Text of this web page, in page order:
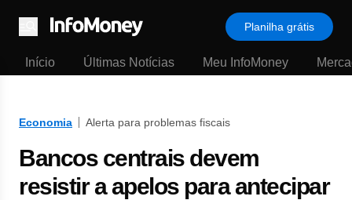
Menu
Planilha grátis
Início Últimas Notícias Meu InfoMoney
Economia Alerta para problemas fiscais
Bancos centrais devem
resistir a apelos para antecipar